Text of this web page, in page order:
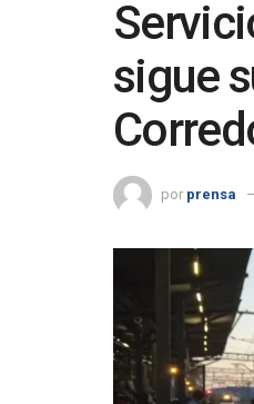
sigue
por prensa